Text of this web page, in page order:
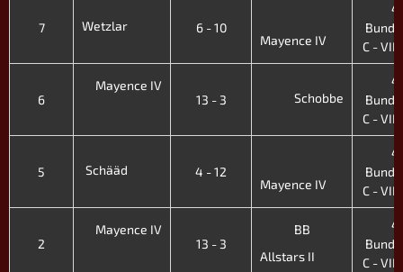
7 Wetzlar 6 - 10
Mayence IV
4.
C - VII.
6
Mayence IV
13 - 3
Schobbe
4.
C - VII.
5 Schääd 4 - 12
Mayence IV
4.
C - VII.
2
Mayence IV
13 - 3
BB
Allstars II
4.
C - VII.